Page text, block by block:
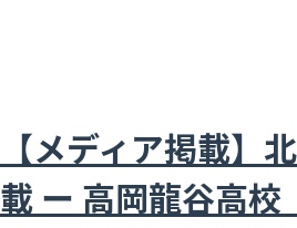
【メディア掲載】
載 ー 高岡龍谷高校